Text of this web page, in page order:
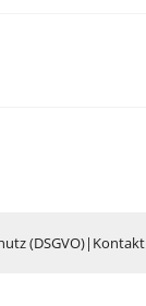
(DSGVO)| Kontakt